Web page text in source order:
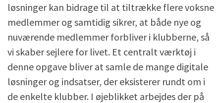
løsninger kan bidrage til at tiltrække flere voksne
medlemmer og samtidig sikrer, at både nye og
nuværende medlemmer forbliver i klubberne, så
vi skaber sejlere for livet. Et centralt værktøj i
denne opgave bliver at samle de mange digitale
løsninger og indsatser, der eksisterer rundt om i
de enkelte klubber. I øjeblikket arbejdes der på